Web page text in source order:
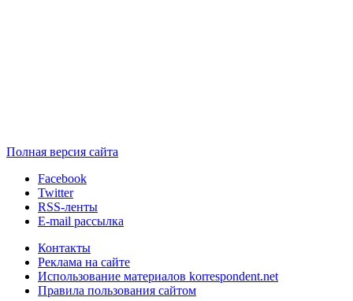
Полная версия сайта
Facebook
Twitter
RSS-ленты
E-mail рассылка
Контакты
Реклама на сайте
Использование материалов korrespondent.net
Правила пользования сайтом